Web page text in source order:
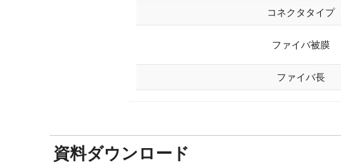
コネクタタイプ
ファイバ被膜
ファイバ長
資料ダウンロード